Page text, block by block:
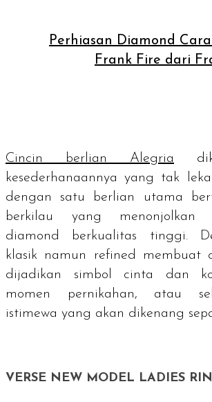
Perhiasan Diamond
Frank Fire dari
Cincin berlian Alegria
kesederhanaannya yang tak
dengan satu berlian utama
berkilau yang
diamond
berkualitas tinggi.
klasik namun
refined
membuat
dijadikan simbol cinta dan
momen pernikahan, atau
istimewa yang akan dikenang
VERSE NEW MODEL LADIES